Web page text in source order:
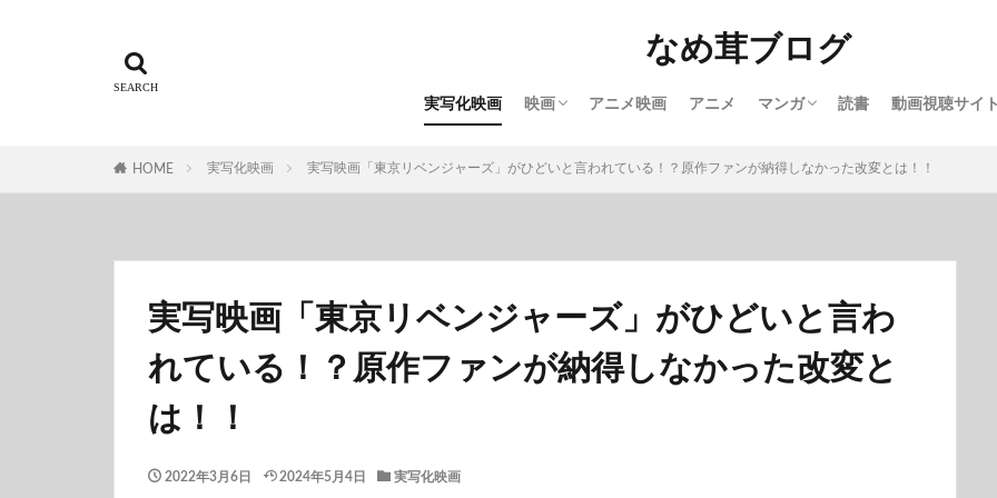
なめ茸ブログ
実写化映画 映画 アニメ映画 アニメ マンガ 読書 動画視聴サイ
HOME 実写化映画 実写映画「東京リベンジャーズ」がひどいと言われている！？原作ファンが納得しなかった改変とは！！
実写映画「東京リベンジャーズ」がひどいと言わ
れている！？原作ファンが納得しなかった改変と
は！！
2022年3月6日 2024年5月4日 実写化映画